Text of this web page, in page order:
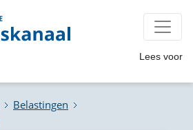
Lees voor
Belastingen